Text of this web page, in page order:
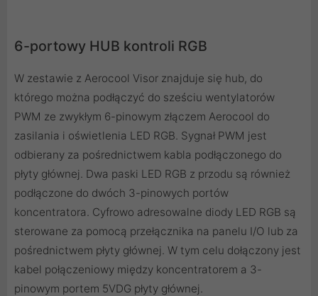
6-portowy HUB kontroli RGB
W zestawie z Aerocool Visor znajduje się hub, do
którego można podłączyć do sześciu wentylatorów
PWM ze zwykłym 6-pinowym złączem Aerocool do
zasilania i oświetlenia LED RGB. Sygnał PWM jest
odbierany za pośrednictwem kabla podłączonego do
płyty głównej. Dwa paski LED RGB z przodu są również
podłączone do dwóch 3-pinowych portów
koncentratora. Cyfrowo adresowalne diody LED RGB są
sterowane za pomocą przełącznika na panelu I/O lub za
pośrednictwem płyty głównej. W tym celu dołączony jest
kabel połączeniowy między koncentratorem a 3-
pinowym portem 5VDG płyty głównej.